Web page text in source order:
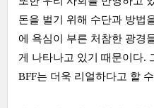
돈을 벌기 위해 수단과 방법
에 욕심이 부른 처참한 광경
게 나타나고 있기 때문이다.
BFF는 더욱 리얼하다고 할